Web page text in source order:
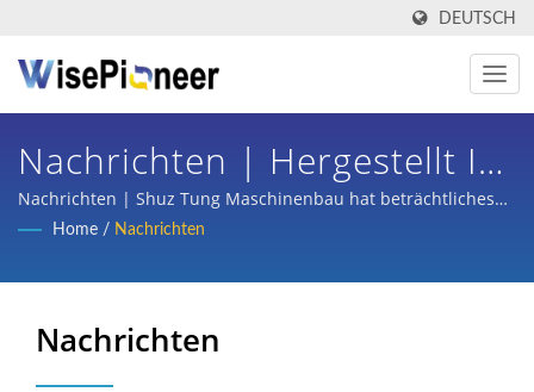
DEUTSCH
Nachrichten | Hergestellt In
Taiwan Intelligente
Nachrichten | Shuz Tung Maschinenbau hat beträchtliches
Vertrauen und Unterstützung von inländischen und
Halbleiter, Flachbildschirmprozesse, Leiterplatten, intelligente
Fahrräder und Teileverarbeitung von Autos, Rollern und einer
Home / Nachrichten
Nachrichten